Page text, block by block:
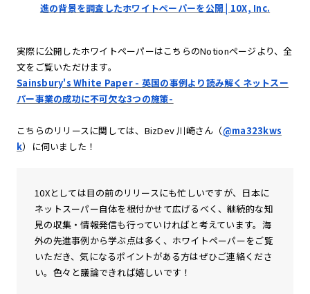
進の背景を調査したホワイトペーパーを公開 | 10X, Inc.
実際に公開したホワイトペーパーはこちらのNotionページより、全
文をご覧いただけます。
Sainsbury's White Paper - 英国の事例より読み解くネットスー
パー事業の成功に不可欠な3つの施策-
こちらのリリースに関しては、BizDev 川崎さん（@ma323kws
k）に伺いました！
10Xとしては目の前のリリースにも忙しいですが、日本に
ネットスーパー自体を根付かせて広げるべく、継続的な知
見の収集・情報発信も行っていければと考えています。海
外の先進事例から学ぶ点は多く、ホワイトペーパーをご覧
いただき、気になるポイントがある方はぜひご連絡くださ
い。色々と議論できれば嬉しいです！